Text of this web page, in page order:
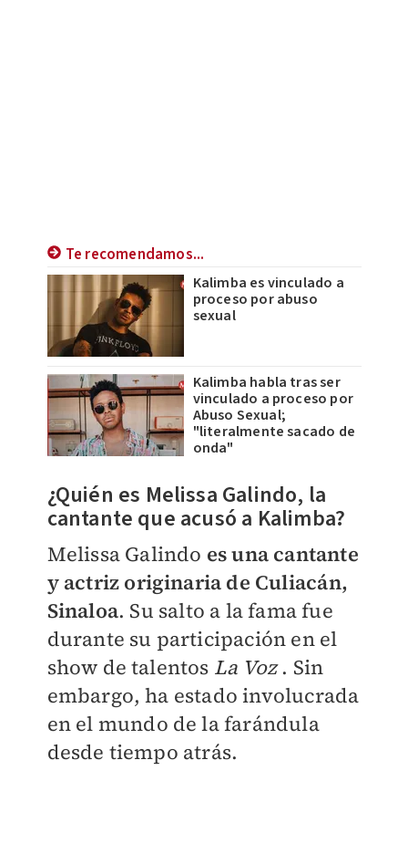
Te recomendamos...
Kalimba es vinculado a
proceso por abuso
sexual
Kalimba habla tras ser
vinculado a proceso por
Abuso Sexual;
"literalmente sacado de
onda"
¿Quién es Melissa Galindo, la
cantante que acusó a Kalimba?
Melissa Galindo es una cantante
y actriz originaria de Culiacán,
Sinaloa. Su salto a la fama fue
durante su participación en el
show de talentos La Voz. Sin
embargo, ha estado involucrada
en el mundo de la farándula
desde tiempo atrás.